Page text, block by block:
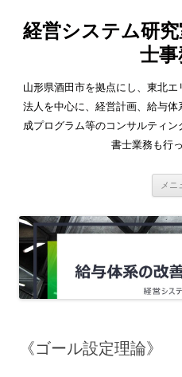
経営システム研
士
山形県酒田市を拠点にし、東北
法人を中心に、経営計画、給与
成プログラム等のコンサルティ
書士業務も行
メニ
《ゴール設定理論》